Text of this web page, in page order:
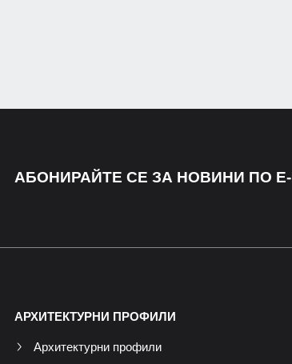
АБОНИРАЙТЕ СЕ ЗА НОВИНИ ПО E-
АРХИТЕКТУРНИ ПРОФИЛИ
Архитектурни профили